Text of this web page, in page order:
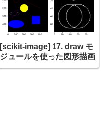
[scikit-image] 17. draw モ
ジュールを使った図形描画